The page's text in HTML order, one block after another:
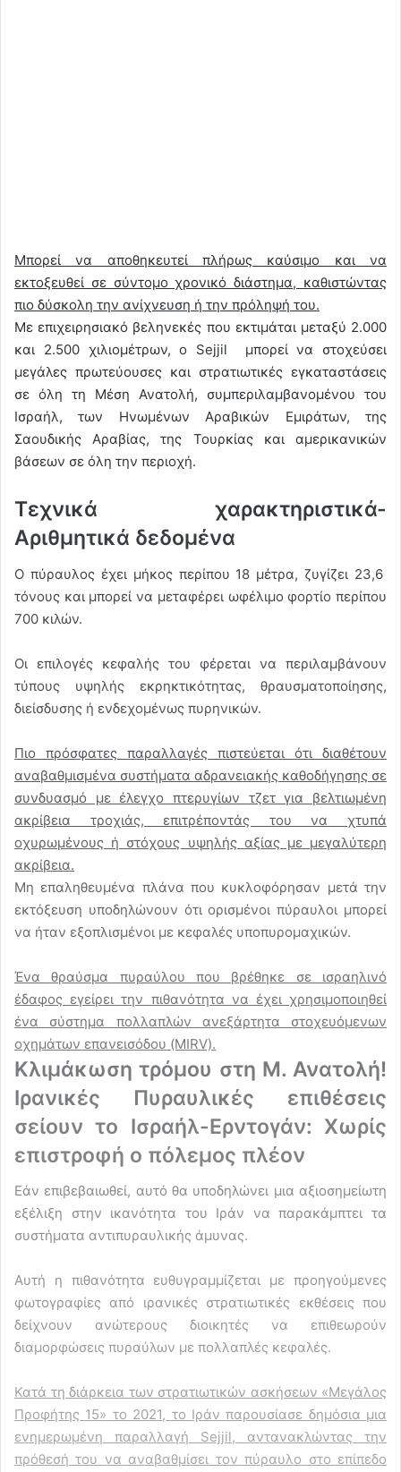
Μπορεί να αποθηκευτεί πλήρως καύσιμο και να
εκτοξευθεί σε σύντομο χρονικό διάστημα, καθιστώντας
πιο δύσκολη την ανίχνευση ή την πρόληψή του.
Με επιχειρησιακό βεληνεκές που εκτιμάται μεταξύ 2.000
και 2.500 χιλιομέτρων, ο Sejjil μπορεί να στοχεύσει
μεγάλες πρωτεύουσες και στρατιωτικές εγκαταστάσεις
σε όλη τη Μέση Ανατολή, συμπεριλαμβανομένου του
Ισραήλ, των Ηνωμένων Αραβικών Εμιράτων, της
Σαουδικής Αραβίας, της Τουρκίας και αμερικανικών
βάσεων σε όλη την περιοχή.
Τεχνικά χαρακτηριστικά-
Αριθμητικά δεδομένα
Ο πύραυλος έχει μήκος περίπου 18 μέτρα, ζυγίζει 23,6
τόνους και μπορεί να μεταφέρει ωφέλιμο φορτίο περίπου
700 κιλών.
Οι επιλογές κεφαλής του φέρεται να περιλαμβάνουν
τύπους υψηλής εκρηκτικότητας, θραυσματοποίησης,
διείσδυσης ή ενδεχομένως πυρηνικών.
Πιο πρόσφατες παραλλαγές πιστεύεται ότι διαθέτουν
αναβαθμισμένα συστήματα αδρανειακής καθοδήγησης σε
συνδυασμό με έλεγχο πτερυγίων τζετ για βελτιωμένη
ακρίβεια τροχιάς, επιτρέποντάς του να χτυπά
οχυρωμένους ή στόχους υψηλής αξίας με μεγαλύτερη
ακρίβεια.
Μη επαληθευμένα πλάνα που κυκλοφόρησαν μετά την
εκτόξευση υποδηλώνουν ότι ορισμένοι πύραυλοι μπορεί
να ήταν εξοπλισμένοι με κεφαλές υποπυρομαχικών.
Ένα θραύσμα πυραύλου που βρέθηκε σε ισραηλινό
έδαφος εγείρει την πιθανότητα να έχει χρησιμοποιηθεί
ένα σύστημα πολλαπλών ανεξάρτητα στοχευόμενων
οχημάτων επανεισόδου (MIRV).
Κλιμάκωση τρόμου στη Μ. Ανατολή!
Ιρανικές Πυραυλικές επιθέσεις
σείουν το Ισραήλ-Ερντογάν: Χωρίς
επιστροφή ο πόλεμος πλέον
Εάν επιβεβαιωθεί, αυτό θα υποδηλώνει μια αξιοσημείωτη
εξέλιξη στην ικανότητα του Ιράν να παρακάμπτει τα
συστήματα αντιπυραυλικής άμυνας.
Αυτή η πιθανότητα ευθυγραμμίζεται με προηγούμενες
φωτογραφίες από ιρανικές στρατιωτικές εκθέσεις που
δείχνουν ανώτερους διοικητές να επιθεωρούν
διαμορφώσεις πυραύλων με πολλαπλές κεφαλές.
Κατά τη διάρκεια των στρατιωτικών ασκήσεων «Μεγάλος
Προφήτης 15» το 2021, το Ιράν παρουσίασε δημόσια μια
ενημερωμένη παραλλαγή Sejjil, αντανακλώντας την
πρόθεσή του να αναβαθμίσει τον πύραυλο στο επίπεδο